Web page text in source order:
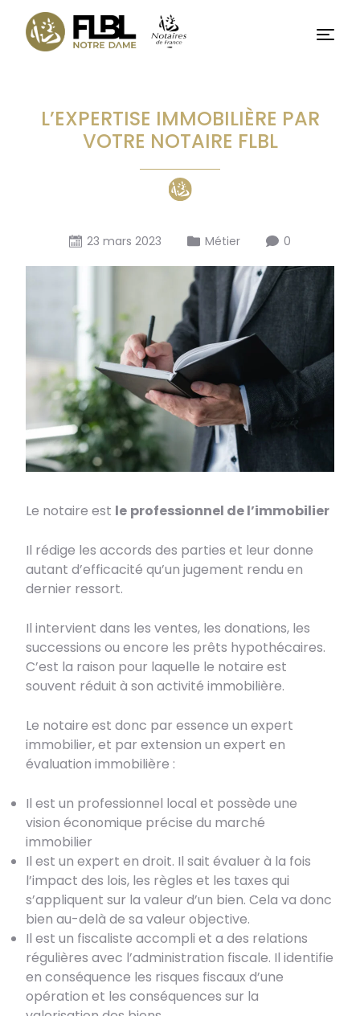
Basculer
vers
Menu
L’EXPERTISE IMMOBILIÈRE PAR
VOTRE NOTAIRE FLBL
23 mars 2023 Métier 0
Le notaire est le professionnel de l’immobilier
Il rédige les accords des parties et leur donne
autant d’efficacité qu’un jugement rendu en
dernier ressort.
Il intervient dans les ventes, les donations, les
successions ou encore les prêts hypothécaires.
C’est la raison pour laquelle le notaire est
souvent réduit à son activité immobilière.
Le notaire est donc par essence un expert
immobilier, et par extension un expert en
évaluation immobilière :
Il est un professionnel local et possède une
vision économique précise du marché
immobilier
Il est un expert en droit. Il sait évaluer à la fois
l’impact des lois, les règles et les taxes qui
s’appliquent sur la valeur d’un bien. Cela va donc
bien au-delà de sa valeur objective.
Il est un fiscaliste accompli et a des relations
régulières avec l’administration fiscale. Il identifie
en conséquence les risques fiscaux d’une
opération et les conséquences sur la